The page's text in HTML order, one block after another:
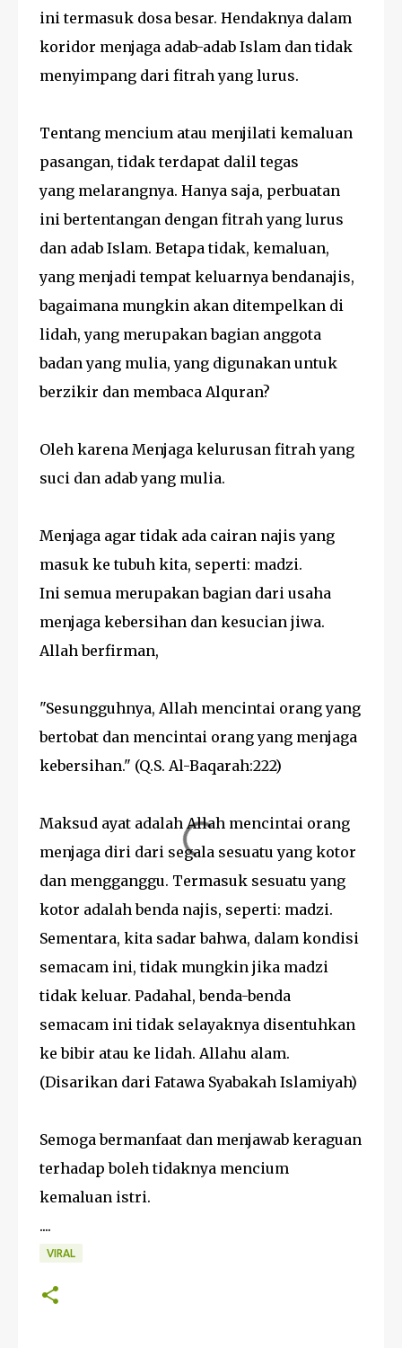
ini termasuk dosa besar. Hendaknya dalam
koridor menjaga adab-adab Islam dan tidak
menyimpang dari fitrah yang lurus.
Tentang mencium atau menjilati kemaluan
pasangan, tidak terdapat dalil tegas
yang melarangnya. Hanya saja, perbuatan
ini bertentangan dengan fitrah yang lurus
dan adab Islam. Betapa tidak, kemaluan,
yang menjadi tempat keluarnya bendanajis,
bagaimana mungkin akan ditempelkan di
lidah, yang merupakan bagian anggota
badan yang mulia, yang digunakan untuk
berzikir dan membaca Alquran?
Oleh karena Menjaga kelurusan fitrah yang
suci dan adab yang mulia.
Menjaga agar tidak ada cairan najis yang
masuk ke tubuh kita, seperti: madzi.
Ini semua merupakan bagian dari usaha
menjaga kebersihan dan kesucian jiwa.
Allah berfirman,
"Sesungguhnya, Allah mencintai orang yang
bertobat dan mencintai orang yang menjaga
kebersihan." (Q.S. Al-Baqarah:222)
Maksud ayat adalah Allah mencintai orang
menjaga diri dari segala sesuatu yang kotor
dan mengganggu. Termasuk sesuatu yang
kotor adalah benda najis, seperti: madzi.
Sementara, kita sadar bahwa, dalam kondisi
semacam ini, tidak mungkin jika madzi
tidak keluar. Padahal, benda-benda
semacam ini tidak selayaknya disentuhkan
ke bibir atau ke lidah. Allahu alam.
(Disarikan dari Fatawa Syabakah Islamiyah)
Semoga bermanfaat dan menjawab keraguan
terhadap boleh tidaknya mencium
kemaluan istri.
....
VIRAL